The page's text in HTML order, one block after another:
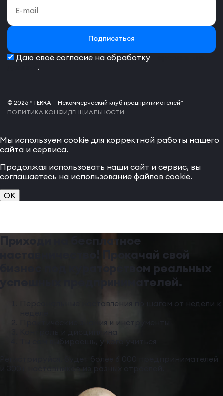
Подписаться
Даю своё согласие на обработку
.
© 2026 “TERRA – Некоммерческий клуб предпринимателей”
ПОЛИТИКА КОНФИДЕНЦИАЛЬНОСТИ
Мы используем cookie для корректной работы нашего
сайта и сервиса.
Продолжая использовать наши сайт и сервис, вы
соглашаетесь на использование файлов cookie.
OK
Приходи на бесплатное
наставничество! Прокачай свой
бизнес под кураторством реальных
успешных предпринимателей.
Персональные наставления по шагам от недели к
Практические знания и инструменты
Контроль и дисциплина
Ты сам выбираешь, у кого учиться
Регистрируйся, будет более 6 000 предпринимателей
и 300+ наставников из разных отраслей.